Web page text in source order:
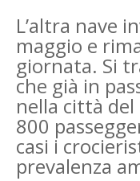
L’altra nave
maggio e
giornata. Si
che già in
nella città del
800
casi i
prevalenza